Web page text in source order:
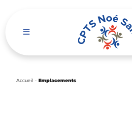
Ouvrir le menu de navigation mobile
Accueil - Emplacements